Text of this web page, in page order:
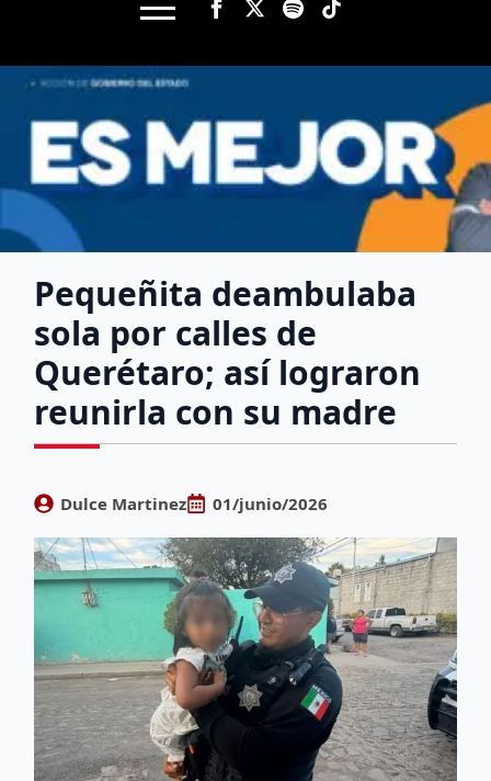
Pequeñita deambulaba
sola por calles de
Querétaro; así lograron
reunirla con su madre
Dulce Martinez 01/junio/2026